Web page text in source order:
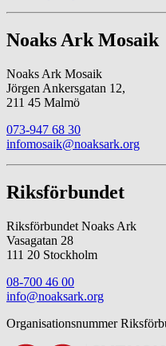
Noaks Ark Mosaik
Noaks Ark Mosaik
Jörgen Ankersgatan 12,
211 45 Malmö
073-947 68 30
infomosaik@noaksark.org
Riksförbundet
Riksförbundet Noaks Ark
Vasagatan 28
111 20 Stockholm
08-700 46 00
info@noaksark.org
Organisationsnummer